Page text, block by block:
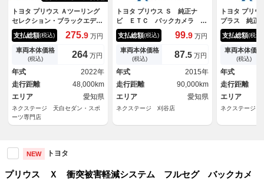
トヨタ プリウス Ａツーリング
セレクション・ブラックエディ
ション モデリスタフルエア
ロ セーフティセンス ブライ
ンドスポットモニター 全周囲
カメラ ＬＥＤヘッドライト
純正１７インチアルミ パワー
シート アルミペダル スマー
トキー バックカメラ 禁煙
ＥＴＣ
支払総額(税込) 275.9 万円
車両本体価格
(税込) 264 万円
年式
2022年
走行距離
48,000km
エリア
愛知県
ネクステージ 天白セダン・スポ
ーツ専門店
トヨタ プリウス Ｓ 純正ナ
ビ ＥＴＣ バックカメラ ス
マートキー プッシュスター
ト Ｂｌｕｅｔｏｏｔｈ オー
トエアコン ＨＩＤヘッド シ
ートリフター 電動格納ドアミ
ラー プライバシーガラス
支払総額(税込) 99.9 万円
車両本体価格
(税込) 87.5 万円
年式
2015年
走行距離
90,000km
エリア
愛知県
ネクステージ 刈谷店
トヨタ プリ
プラス 純正
カメラ 衝突
ム レーダー
車 ドラレコ
ー スマート
ド ビルトイ
７インチア
ーム
支払総額(税込)
車両本体価格
(税込)
年式
走行距離
エリア
ネクステージ
NEW トヨタ
プリウス Ｘ 衝突被害軽減システム フルセグ バックカメ